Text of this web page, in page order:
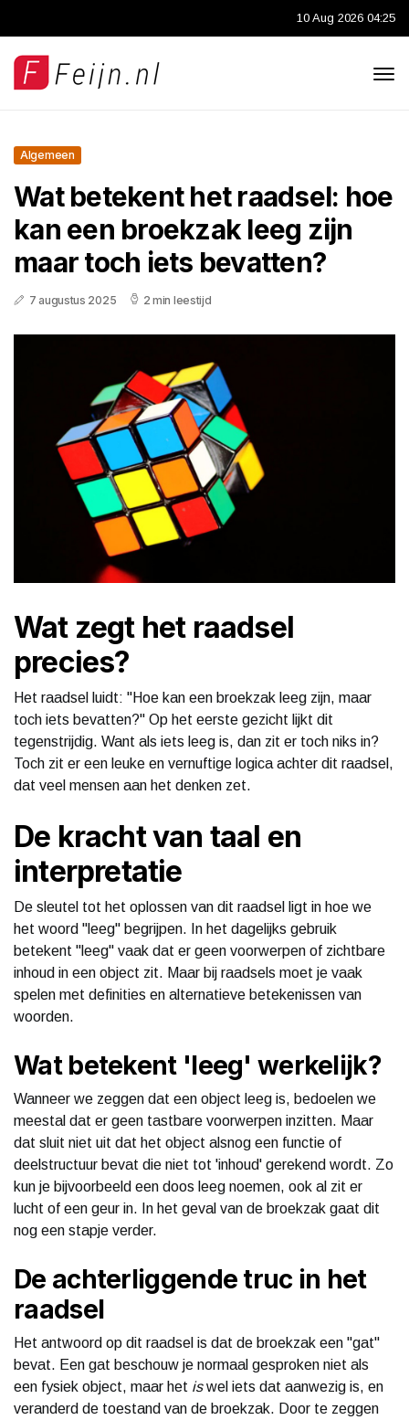
10 Aug 2026 04:25
Algemeen
Wat betekent het raadsel: hoe
kan een broekzak leeg zijn
maar toch iets bevatten?
7 augustus 2025 2 min leestijd
Wat zegt het raadsel
precies?
Het raadsel luidt: "Hoe kan een broekzak leeg zijn, maar
toch iets bevatten?" Op het eerste gezicht lijkt dit
tegenstrijdig. Want als iets leeg is, dan zit er toch niks in?
Toch zit er een leuke en vernuftige logica achter dit raadsel,
dat veel mensen aan het denken zet.
De kracht van taal en
interpretatie
De sleutel tot het oplossen van dit raadsel ligt in hoe we
het woord "leeg" begrijpen. In het dagelijks gebruik
betekent "leeg" vaak dat er geen voorwerpen of zichtbare
inhoud in een object zit. Maar bij raadsels moet je vaak
spelen met definities en alternatieve betekenissen van
woorden.
Wat betekent 'leeg' werkelijk?
Wanneer we zeggen dat een object leeg is, bedoelen we
meestal dat er geen tastbare voorwerpen inzitten. Maar
dat sluit niet uit dat het object alsnog een functie of
deelstructuur bevat die niet tot 'inhoud' gerekend wordt. Zo
kun je bijvoorbeeld een doos leeg noemen, ook al zit er
lucht of een geur in. In het geval van de broekzak gaat dit
nog een stapje verder.
De achterliggende truc in het
raadsel
Het antwoord op dit raadsel is dat de broekzak een "gat"
bevat. Een gat beschouw je normaal gesproken niet als
een fysiek object, maar het iswel iets dat aanwezig is, en
veranderd de toestand van de broekzak. Door te zeggen